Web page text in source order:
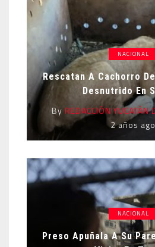
NACIONAL
Rescatan A Cachorro
Desnutrido En
ByREDACCIÓN YUCATÁN
2 años ago
NACIONAL
Preso Apuñala A Su